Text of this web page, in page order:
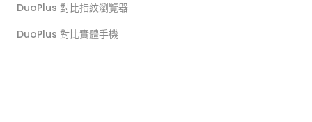
DuoPlus 對比指紋瀏覽器
DuoPlus 對比實體手機